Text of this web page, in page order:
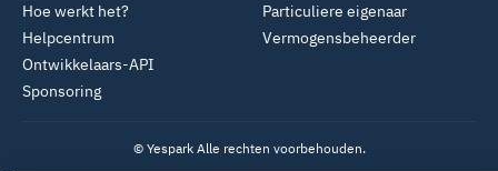
Particuliere eigenaar
Vermogensbeheerder
Hoe werkt het?
Helpcentrum
Ontwikkelaars-API
Sponsoring
© Yespark Alle rechten voorbehouden.